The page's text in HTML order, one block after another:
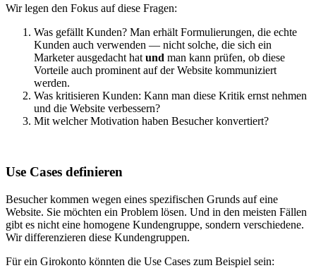
Wir legen den Fokus auf diese Fragen:
Was gefällt Kunden? Man erhält Formulierungen, die echte
Kunden auch verwenden — nicht solche, die sich ein
Marketer ausgedacht hat und man kann prüfen, ob diese
Vorteile auch prominent auf der Website kommuniziert
werden.
Was kritisieren Kunden: Kann man diese Kritik ernst nehmen
und die Website verbessern?
Mit welcher Motivation haben Besucher konvertiert?
Use Cases definieren
Besucher kommen wegen eines spezifischen Grunds auf eine
Website. Sie möchten ein Problem lösen. Und in den meisten Fällen
gibt es nicht eine homogene Kundengruppe, sondern verschiedene.
Wir differenzieren diese Kundengruppen.
Für ein Girokonto könnten die Use Cases zum Beispiel sein: